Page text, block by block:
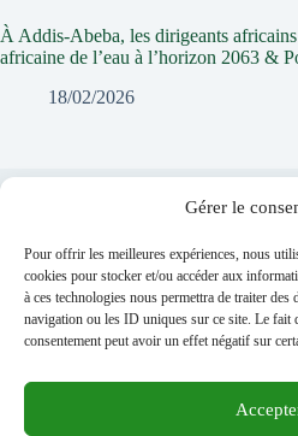
Gérer le
Pour offrir les meilleures expériences, nous
cookies pour stocker et/ou accéder aux
à ces technologies nous permettra de traiter des
navigation ou les ID uniques sur ce site. Le fait
consentement peut avoir un effet négatif sur
À Addis-Abeba, les dirigeants
africaine de l’eau à l’horizon 2063 &
18/02/2026
Vous devezvous connecterpour